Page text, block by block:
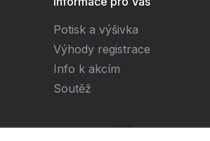
Potisk a výšivka
Výhody registrace
Info k akcím
Soutěž